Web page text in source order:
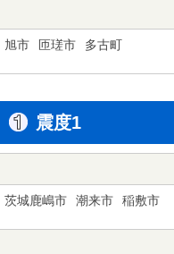
旭市 匝瑳市 多古町
震度1
茨城鹿嶋市 潮来市 稲敷市